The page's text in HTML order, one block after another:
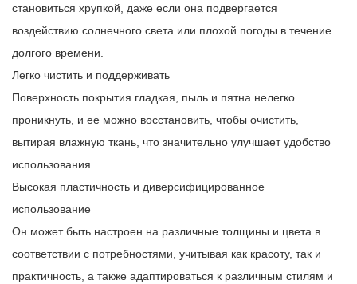
становиться хрупкой, даже если она подвергается
воздействию солнечного света или плохой погоды в течение
долгого времени.
Легко чистить и поддерживать
Поверхность покрытия гладкая, пыль и пятна нелегко
проникнуть, и ее можно восстановить, чтобы очистить,
вытирая влажную ткань, что значительно улучшает удобство
использования.
Высокая пластичность и диверсифицированное
использование
Он может быть настроен на различные толщины и цвета в
соответствии с потребностями, учитывая как красоту, так и
практичность, а также адаптироваться к различным стилям и